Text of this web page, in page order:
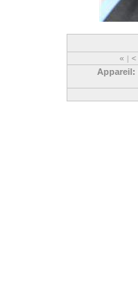
« | <
Appareil: